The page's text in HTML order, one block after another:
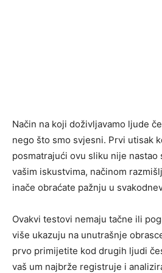
Način na koji doživljavamo ljude
nego što smo svjesni. Prvi utisak
posmatrajući ovu sliku nije nastao
vašim iskustvima, načinom
inače obraćate pažnju u
Ovakvi testovi nemaju tačne ili
više ukazuju na unutrašnje
prvo primijetite kod drugih ljudi
vaš um najbrže registruje i